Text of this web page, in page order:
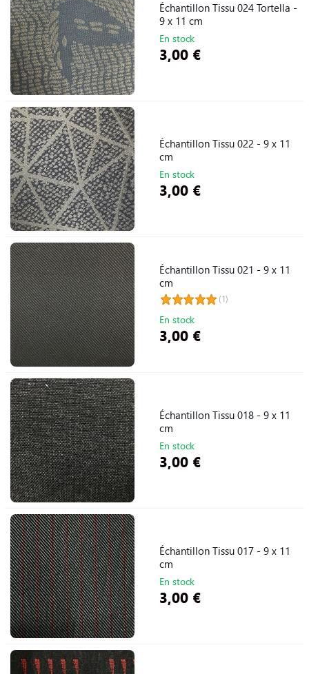
Échantillon Tissu 024 Tortella -
9 x 11 cm
En stock
3,00 €
Échantillon Tissu 022 - 9 x 11
cm
En stock
3,00 €
Échantillon Tissu 021 - 9 x 11
cm
(1)
En stock
3,00 €
Échantillon Tissu 018 - 9 x 11
cm
En stock
3,00 €
Échantillon Tissu 017 - 9 x 11
cm
En stock
3,00 €